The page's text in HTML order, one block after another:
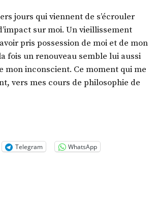
jours qui viennent de s’écrouler
sur moi. Un vieillissement
pris possession de moi et de mon
fois un renouveau semble lui aussi
mon inconscient. Ce moment qui me
vers mes cours de philosophie de
»
Telegram WhatsApp